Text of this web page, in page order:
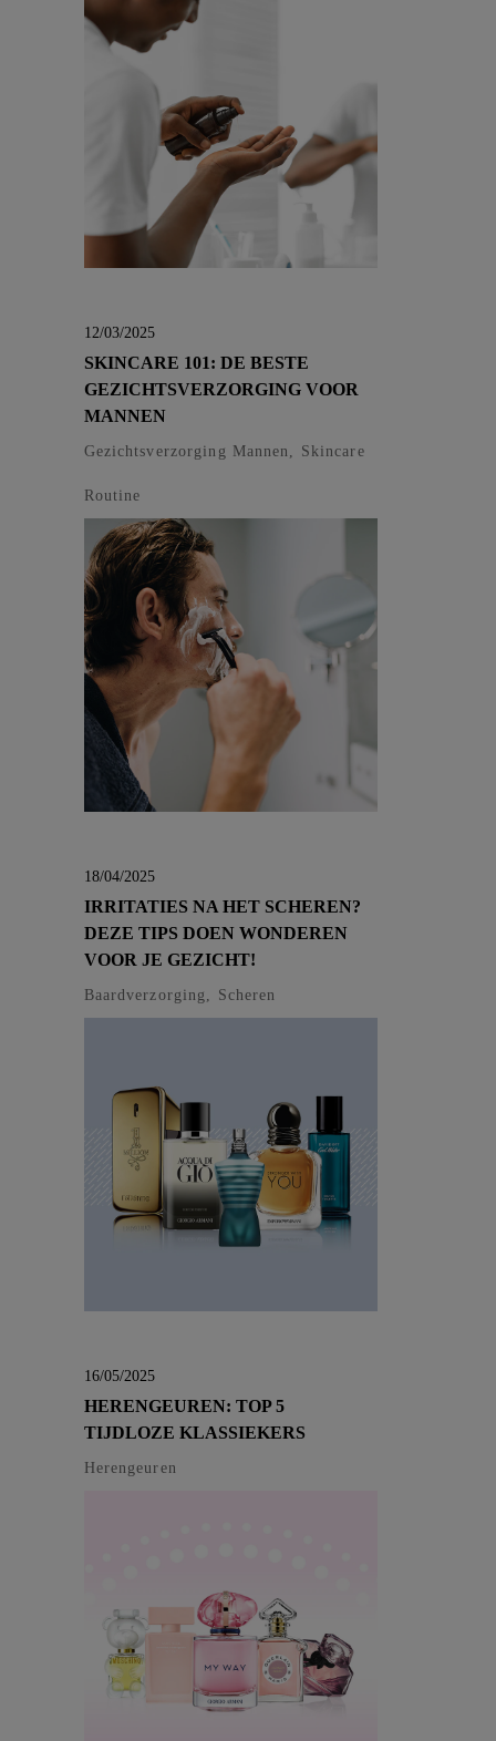
12/03/2025
SKINCARE 101: DE BESTE
GEZICHTSVERZORGING VOOR
MANNEN
Gezichtsverzorging Mannen, Skincare
Routine
18/04/2025
IRRITATIES NA HET SCHEREN?
DEZE TIPS DOEN WONDEREN
VOOR JE GEZICHT!
Baardverzorging, Scheren
16/05/2025
HERENGEUREN: TOP 5
TIJDLOZE KLASSIEKERS
Herengeuren